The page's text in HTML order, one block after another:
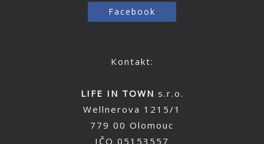
Facebook
Kontakt:
LIFE IN TOWN s.r.o.
Wellnerova 1215/1
779 00 Olomouc
IČO 05153557